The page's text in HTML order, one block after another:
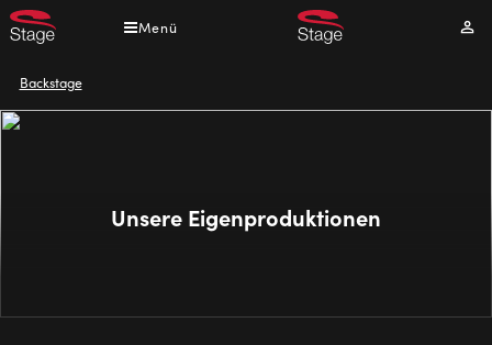
Direkt
zum
Menü
Pfadnavigation
Backstage
Unsere Eigenproduktionen